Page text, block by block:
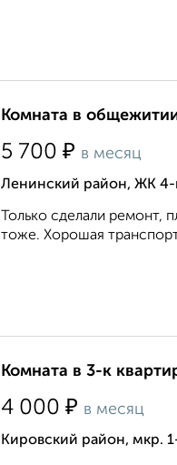
Комната в
5 700 ₽ в месяц
Ленинский район, ЖК 4-
Только сделали ремонт,
тоже. Хорошая
Комната в 3-к
4 000 ₽ в месяц
Кировский район, мкр.